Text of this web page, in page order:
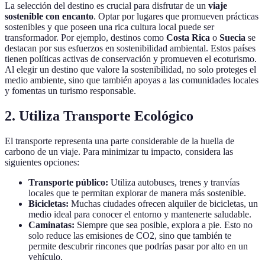
La selección del destino es crucial para disfrutar de un viaje
sostenible con encanto. Optar por lugares que promueven prácticas
sostenibles y que poseen una rica cultura local puede ser
transformador. Por ejemplo, destinos como Costa Rica o Suecia se
destacan por sus esfuerzos en sostenibilidad ambiental. Estos países
tienen políticas activas de conservación y promueven el ecoturismo.
Al elegir un destino que valore la sostenibilidad, no solo proteges el
medio ambiente, sino que también apoyas a las comunidades locales
y fomentas un turismo responsable.
2. Utiliza Transporte Ecológico
El transporte representa una parte considerable de la huella de
carbono de un viaje. Para minimizar tu impacto, considera las
siguientes opciones:
Transporte público: Utiliza autobuses, trenes y tranvías
locales que te permitan explorar de manera más sostenible.
Bicicletas: Muchas ciudades ofrecen alquiler de bicicletas, un
medio ideal para conocer el entorno y mantenerte saludable.
Caminatas: Siempre que sea posible, explora a pie. Esto no
solo reduce las emisiones de CO2, sino que también te
permite descubrir rincones que podrías pasar por alto en un
vehículo.